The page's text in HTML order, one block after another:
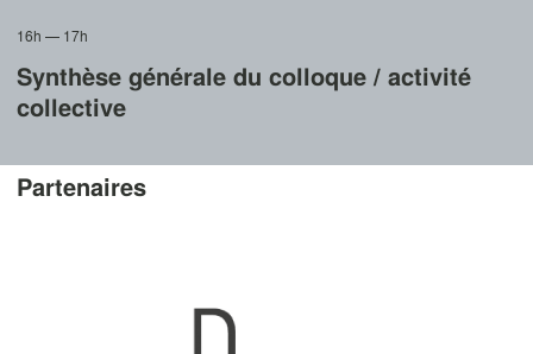
16h — 17h
Synthèse générale du colloque / activité
collective
Partenaires